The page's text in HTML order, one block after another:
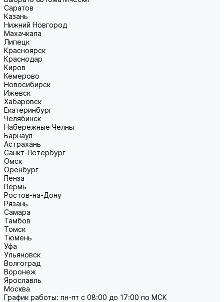
Саратов
Казань
Нижний Новгород
Махачкала
Липецк
Красноярск
Краснодар
Киров
Кемерово
Новосибирск
Ижевск
Хабаровск
Екатеринбург
Челябинск
Набережные Челны
Барнаул
Астрахань
Санкт-Петербург
Омск
Оренбург
Пенза
Пермь
Ростов-на-Дону
Рязань
Самара
Тамбов
Томск
Тюмень
Уфа
Ульяновск
Волгоград
Воронеж
Ярославль
Москва
График работы: пн-пт с 08:00 до 17:00 по МСК